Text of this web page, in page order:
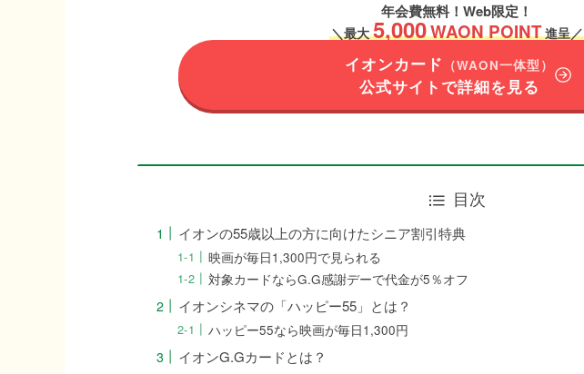
年会費無料！Web限定！
＼最大 5,000WAON POINT 進呈／
イオンカード （WAON一体型）
公式サイトで詳細を見る
目次
イオンの55歳以上の方に向けたシニア割引特典
映画が毎日1,300円で見られる
対象カードならG.G感謝デーで代金が5％オフ
イオンシネマの「ハッピー55」とは？
ハッピー55なら映画が毎日1,300円
イオンG.Gカードとは？